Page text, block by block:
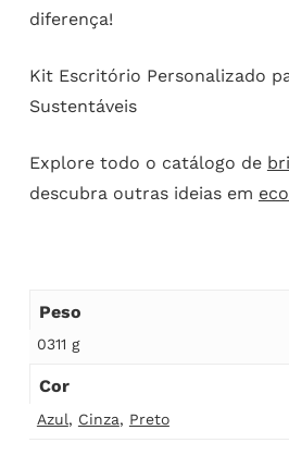
diferença!
Kit Escritório Personalizado
Sustentáveis
Explore todo o catálogo de
descubra outras ideias em
Peso
0311 g
Cor
Azul, Cinza, Preto